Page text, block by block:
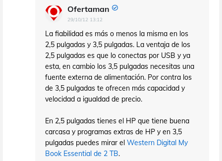
Ofertaman
29/10/12 13:12
La fiabilidad es más o menos la misma en los
2,5 pulgadas y 3,5 pulgadas. La ventaja de los
2,5 pulgadas es que lo conectas por USB y ya
esta, en cambio los 3,5 pulgadas necesitas una
fuente externa de alimentación. Por contra los
de 3,5 pulgadas te ofrecen más capacidad y
velocidad a igualdad de precio.
En 2,5 pulgadas tienes el HP que tiene buena
carcasa y programas extras de HP y en 3,5
pulgadas puedes mirar el Western Digital My
Book Essential de 2 TB.